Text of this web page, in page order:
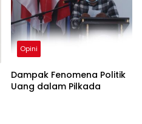
Opini
Dampak Fenomena Politik
Uang dalam Pilkada